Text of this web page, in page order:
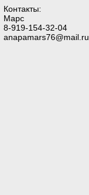
Контакты:
Марс
8-919-154-32-04
anapamars76@mail.ru